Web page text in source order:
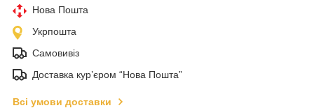
Нова Пошта
Укрпошта
Самовивіз
Доставка кур’єром “Нова Пошта”
Всі умови доставки